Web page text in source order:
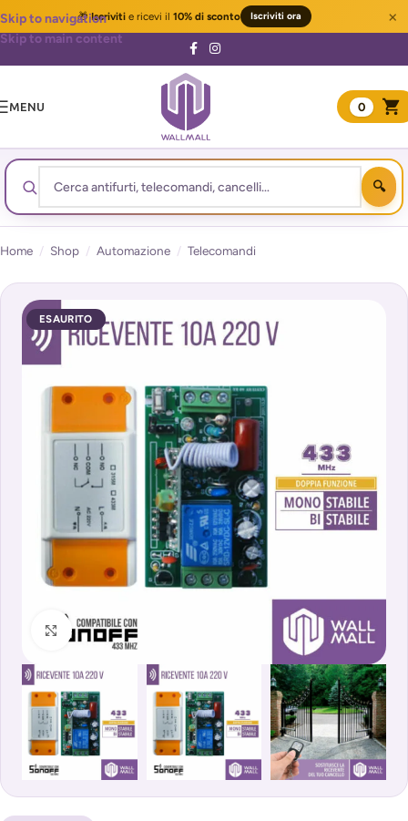
🎁Iscrivitie ricevi il 10% di sconto Iscriviti ora ×
Skip to navigation
Skip to main content
MENU 0
Home / Shop / Automazione / Telecomandi
ESAURITO
Clicca per ingrandire